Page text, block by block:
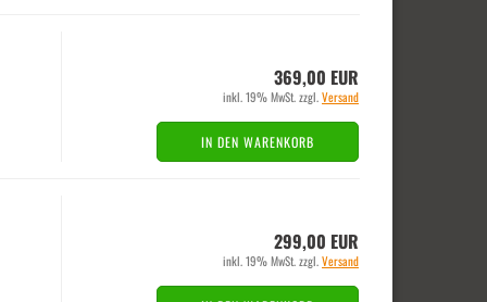
369,00 EUR
inkl. 19% MwSt. zzgl.Versand
IN DEN WARENKORB
299,00 EUR
inkl. 19% MwSt. zzgl.Versand